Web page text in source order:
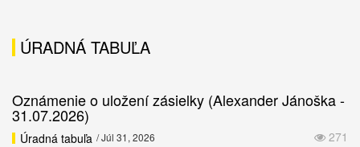
ÚRADNÁ TABUĽA
Oznámenie o uložení zásielky (Alexander Jánoška -
31.07.2026)
271
Úradná tabuľa / Júl 31, 2026